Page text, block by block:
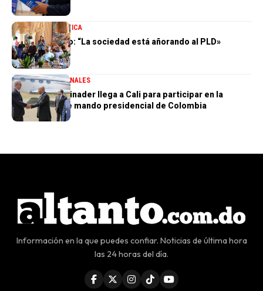
NACIONALESPOLÍTICA
Zoraima Cuello: “La sociedad está añorando al PLD»
DESTACADANACIONALES
Presidente Abinader llega a Cali para participar en la
transmisión de mando presidencial de Colombia
Información en la que puedes confiar. Noticias de última hora
las 24 horas del día.